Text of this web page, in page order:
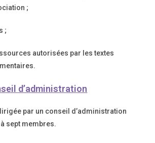
;
;
autorisées par les textes
d’administration
par un conseil d’administration
sept membres.